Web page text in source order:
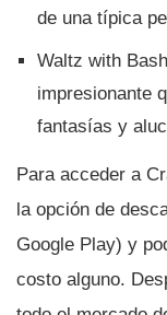
de una tí­pica
Waltz with
impresionante
fantasí­as y
Para acceder a
la opción de
Google Play) y
costo alguno.